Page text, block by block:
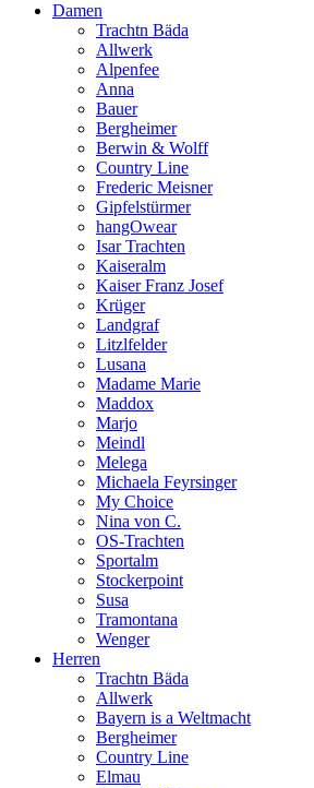
Damen
Trachtn Bäda
Allwerk
Alpenfee
Anna
Bauer
Bergheimer
Berwin & Wolff
Country Line
Frederic Meisner
Gipfelstürmer
hangOwear
Isar Trachten
Kaiseralm
Kaiser Franz Josef
Krüger
Landgraf
Litzlfelder
Lusana
Madame Marie
Maddox
Marjo
Meindl
Melega
Michaela Feyrsinger
My Choice
Nina von C.
OS-Trachten
Sportalm
Stockerpoint
Susa
Tramontana
Wenger
Herren
Trachtn Bäda
Allwerk
Bayern is a Weltmacht
Bergheimer
Country Line
Elmau